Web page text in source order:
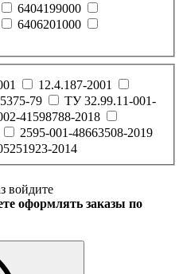
6404199000
6406201000
12.4.187-2001
5375-79
ТУ 32.99.11-001-
41598788-2018
2595-001-48663508-2019
2014
войдите
оформлять заказы по